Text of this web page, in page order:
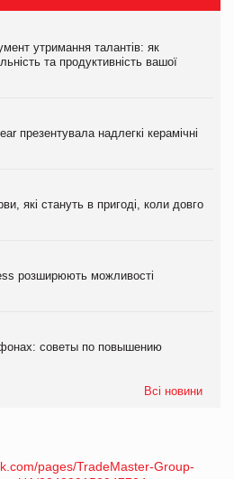
утримання талантів: як
та продуктивність вашої
презентувала надлегкі керамічні
які стануть в пригоді, коли довго
розширюють можливості
советы по повышению
Всі новини